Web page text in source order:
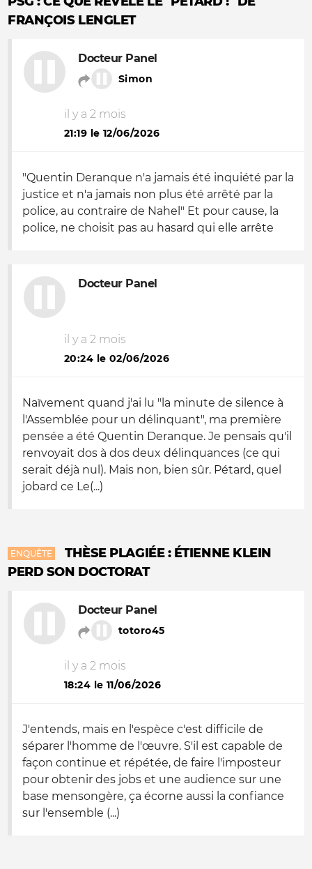
FRANÇOIS LENGLET
Docteur Panel
Simon
il y a 2 mois
21:19 le 12/06/2026
"Quentin Deranque n'a jamais été inquiété par la
justice et n'a jamais non plus été arrêté par la
police, au contraire de Nahel" Et pour cause, la
police, ne choisit pas au hasard qui elle arrête
Docteur Panel
il y a 2 mois
20:24 le 02/06/2026
Naïvement quand j'ai lu "la minute de silence à
l'Assemblée pour un délinquant", ma première
pensée a été Quentin Deranque. Je pensais qu'il
renvoyait dos à dos deux délinquances (ce qui
serait déjà nul). Mais non, bien sûr. Pétard, quel
jobard ce Le(...)
ENQUÊTE
THÈSE PLAGIÉE : ÉTIENNE KLEIN
PERD SON DOCTORAT
Docteur Panel
totoro45
il y a 2 mois
18:24 le 11/06/2026
J'entends, mais en l'espèce c'est difficile de
séparer l'homme de l'œuvre. S'il est capable de
façon continue et répétée, de faire l'imposteur
pour obtenir des jobs et une audience sur une
base mensongère, ça écorne aussi la confiance
sur l'ensemble (...)